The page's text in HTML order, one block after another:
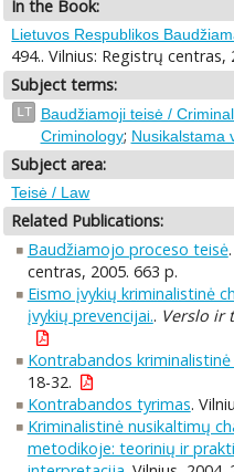
In the Book:
Lietuvos Respublikos
494.. Vilnius: Registrų centras,
Subject terms:
LT Baudžiamoji teisė /
Criminology; Nusikalstama
Subject area:
Teisė / Law
Related Publications:
Baudžiamojo proceso teisė
centras, 2005. 663 p.
Eismo įvykių kriminalistinė
įvykių prevencijai.. Verslo ir
Kontrabandos
18-32.
Kontrabandos tyrimas.
Kriminalistinė nusikaltimų
metodikoje: teorinių ir